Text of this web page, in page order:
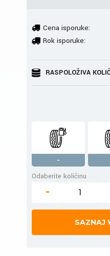
Cena isporuke:
Rok isporuke:
RASPOLOŽIVA
-
Odaberite količinu
-
SAZNAJ